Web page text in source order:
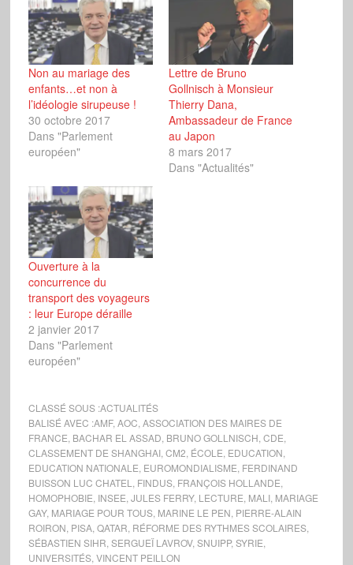
Non au mariage des
enfants…et non à
l’idéologie sirupeuse !
30 octobre 2017
Dans "Parlement
européen"
Lettre de Bruno
Gollnisch à Monsieur
Thierry Dana,
Ambassadeur de France
au Japon
8 mars 2017
Dans "Actualités"
Ouverture à la
concurrence du
transport des voyageurs
: leur Europe déraille
2 janvier 2017
Dans "Parlement
européen"
CLASSÉ SOUS :ACTUALITÉS
BALISÉ AVEC :AMF, AOC ASSOCIATION DES MAIRES DE
FRANCE BACHAR EL ASSAD BRUNO GOLLNISCH CDE
CLASSEMENT DE SHANGHAI, CM2 ÉCOLE EDUCATION
EDUCATION NATIONALE EUROMONDIALISME FERDINAND
BUISSON LUC CHATEL
FINDUS, FRANÇOIS HOLLANDE
HOMOPHOBIE INSEE JULES FERRY, LECTURE MALI, MARIAGE
GAY, MARIAGE POUR TOUS, MARINE LE PEN PIERRE-ALAIN
ROIRON PISA, QATAR RÉFORME DES RYTHMES SCOLAIRES,
SÉBASTIEN SIHR SERGUEÏ LAVROV, SNUIPP, SYRIE
UNIVERSITÉS, VINCENT PEILLON